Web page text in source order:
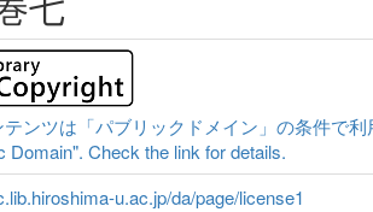
テンツは「パブリックドメイン」の条件で
Domain". Check the link for details.
u.ac.jp/da/page/license1